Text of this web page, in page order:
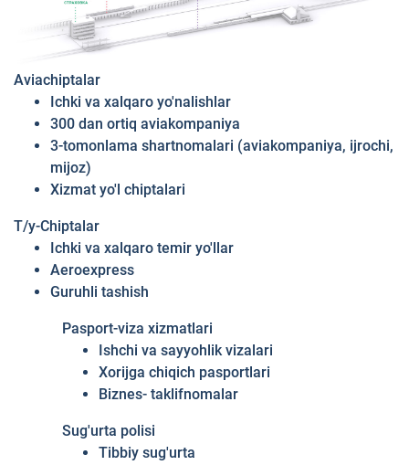
Aviachiptalar
Ichki va xalqaro yo'nalishlar
300 dan ortiq aviakompaniya
3-tomonlama shartnomalari (aviakompaniya, ijrochi,
mijoz)
Xizmat yo'l chiptalari
T/y-Chiptalar
Ichki va xalqaro temir yo'llar
Aeroexpress
Guruhli tashish
Pasport-viza xizmatlari
Ishchi va sayyohlik vizalari
Xorijga chiqich pasportlari
Biznes- taklifnomalar
Sug'urta polisi
Tibbiy sug'urta